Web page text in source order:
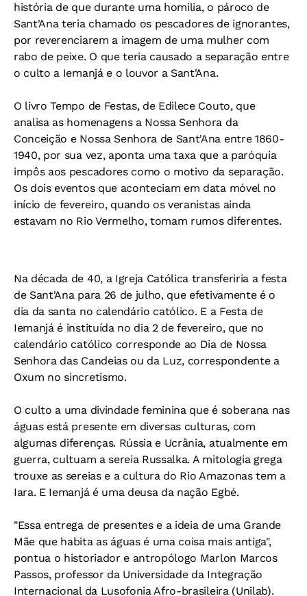
história de que durante uma homilia, o pároco de
Sant'Ana teria chamado os pescadores de ignorantes,
por reverenciarem a imagem de uma mulher com
rabo de peixe. O que teria causado a separação entre
o culto a Iemanjá e o louvor a Sant'Ana.
O livro Tempo de Festas, de Edilece Couto, que
analisa as homenagens a Nossa Senhora da
Conceição e Nossa Senhora de Sant'Ana entre 1860-
1940, por sua vez, aponta uma taxa que a paróquia
impôs aos pescadores como o motivo da separação.
Os dois eventos que aconteciam em data móvel no
início de fevereiro, quando os veranistas ainda
estavam no Rio Vermelho, tomam rumos diferentes.
Na década de 40, a Igreja Católica transferiria a festa
de Sant'Ana para 26 de julho, que efetivamente é o
dia da santa no calendário católico. E a Festa de
Iemanjá é instituída no dia 2 de fevereiro, que no
calendário católico corresponde ao Dia de Nossa
Senhora das Candeias ou da Luz, correspondente a
Oxum no sincretismo.
O culto a uma divindade feminina que é soberana nas
águas está presente em diversas culturas, com
algumas diferenças. Rússia e Ucrânia, atualmente em
guerra, cultuam a sereia Russalka. A mitologia grega
trouxe as sereias e a cultura do Rio Amazonas tem a
Iara. E Iemanjá é uma deusa da nação Egbé.
"Essa entrega de presentes e a ideia de uma Grande
Mãe que habita as águas é uma coisa mais antiga",
pontua o historiador e antropólogo Marlon Marcos
Passos, professor da Universidade da Integração
Internacional da Lusofonia Afro-brasileira (Unilab).